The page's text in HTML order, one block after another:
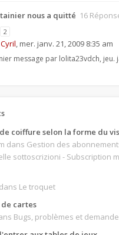
nous a quitté 16
2
Cyril, mer. janv. 21, 2009 8:35 am
message par lolita23vdch, jeu.
coiffure selon la forme du
dans Gestion des
sottoscrizioni - Subscription
dans Le troquet
de cartes
Bugs, problèmes et